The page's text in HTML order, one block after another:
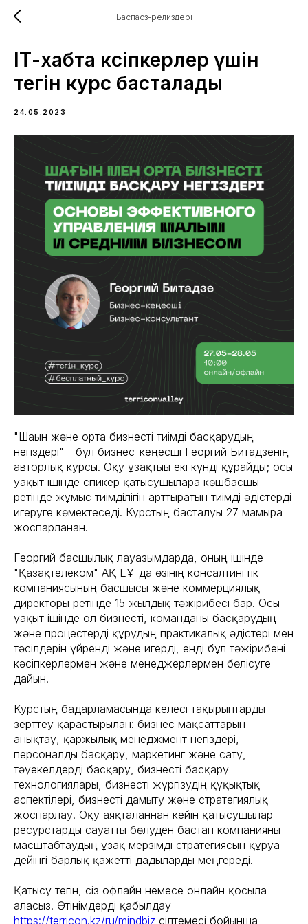
Баспасөз-релиздері
IТ-хабта кәсіпкерлер үшін
тегін курс басталады
24.05.2023
"Шағын және орта бизнесті тиімді басқарудың
негіздері" - бұл бизнес-кеңесші Георгий Битадзенің
авторлық курсы. Оқу ұзақтығы екі күнді құрайды; осы
уақыт ішінде спикер қатысушыларға көшбасшы
ретінде жұмыс тиімділігін арттыратын тиімді әдістерді
игеруге көмектеседі. Курстың басталуы 27 мамырға
жоспарланған.
Георгий басшылық лауазымдарда, оның ішінде
"Қазақтелеком" АҚ ЕҰ-да өзінің консалтингтік
компаниясының басшысы және коммерциялық
директоры ретінде 15 жылдық тәжірибесі бар. Осы
уақыт ішінде ол бизнесті, команданы басқарудың
және процестерді құрудың практикалық әдістері мен
тәсілдерін үйренді және игерді, енді бұл тәжірибені
кәсіпкерлермен және менеджерлермен бөлісуге
дайын.
Курстың бағдарламасында келесі тақырыптарды
зерттеу қарастырылған: бизнес мақсаттарын
анықтау, қаржылық менеджмент негіздері,
персоналды басқару, маркетинг және сату,
тәуекелдерді басқару, бизнесті басқару
технологиялары, бизнесті жүргізудің құқықтық
аспектілері, бизнесті дамыту және стратегиялық
жоспарлау. Оқу аяқталғаннан кейін қатысушылар
ресурстарды сауатты бөлуден бастап компанияны
масштабтаудың ұзақ мерзімді стратегиясын құруға
дейінгі барлық қажетті дағдыларды меңгереді.
Қатысу тегін, сіз офлайн немесе онлайн қосыла
аласыз. Өтінімдерді қабылдау
https://terricon.kz/ru/mindbiz сілтемесі бойынша